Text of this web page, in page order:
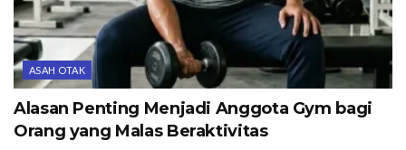
ASAH OTAK
Alasan Penting Menjadi Anggota Gym bagi
Orang yang Malas Beraktivitas